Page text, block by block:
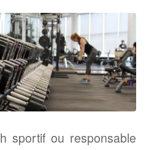
sportif ou responsable